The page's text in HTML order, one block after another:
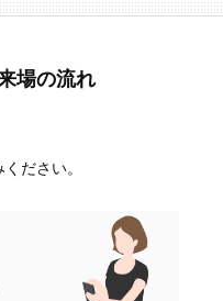
場の流れ
ださい。